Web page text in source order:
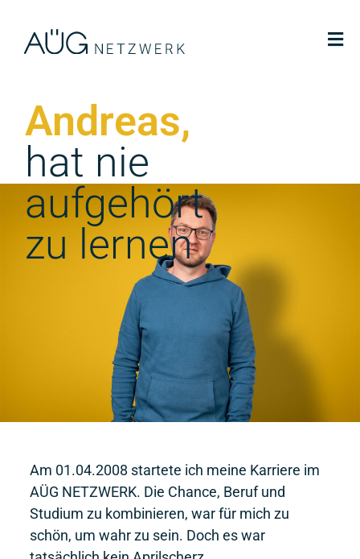
Andreas,
hat nie
aufgehört
zu lernen
Am 01.04.2008 startete ich meine Karriere im
AÜG NETZWERK. Die Chance, Beruf und
Studium zu kombinieren, war für mich zu
schön, um wahr zu sein. Doch es war